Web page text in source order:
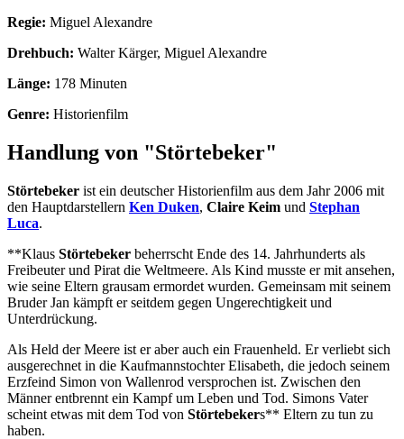
Regie: Miguel Alexandre
Drehbuch: Walter Kärger, Miguel Alexandre
Länge: 178 Minuten
Genre: Historienfilm
Handlung von "Störtebeker"
Störtebeker ist ein deutscher Historienfilm aus dem Jahr 2006 mit
den Hauptdarstellern Ken Duken, Claire Keim und Stephan
Luca.
**Klaus Störtebeker beherrscht Ende des 14. Jahrhunderts als
Freibeuter und Pirat die Weltmeere. Als Kind musste er mit ansehen,
wie seine Eltern grausam ermordet wurden. Gemeinsam mit seinem
Bruder Jan kämpft er seitdem gegen Ungerechtigkeit und
Unterdrückung.
Als Held der Meere ist er aber auch ein Frauenheld. Er verliebt sich
ausgerechnet in die Kaufmannstochter Elisabeth, die jedoch seinem
Erzfeind Simon von Wallenrod versprochen ist. Zwischen den
Männer entbrennt ein Kampf um Leben und Tod. Simons Vater
scheint etwas mit dem Tod von Störtebekers** Eltern zu tun zu
haben.